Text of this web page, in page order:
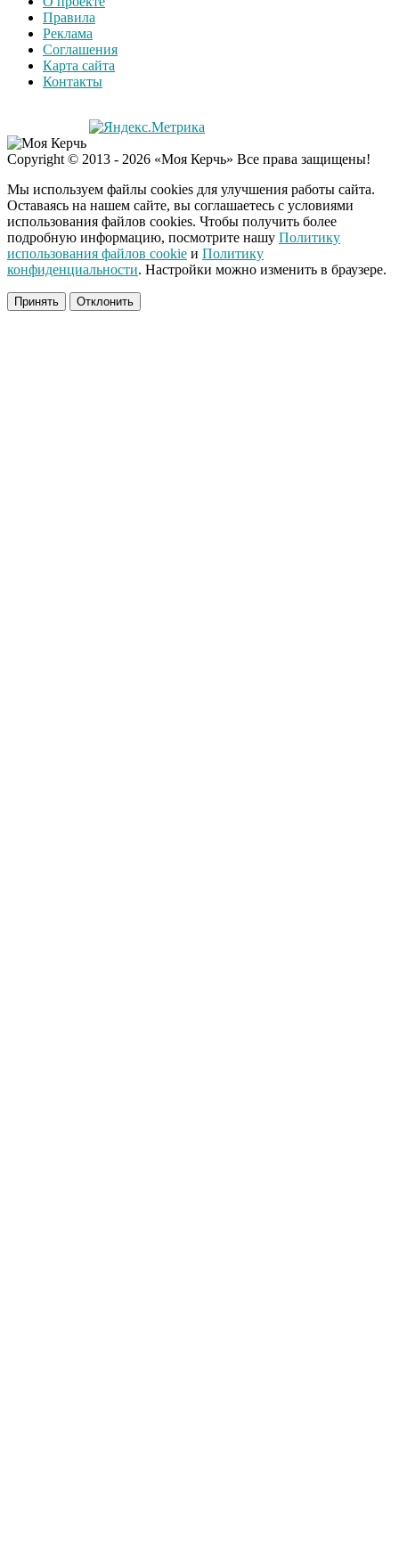
Правила
Реклама
Соглашения
Карта сайта
Контакты
Copyright © 2013 - 2026 «Моя Керчь» Все права защищены!
Мы используем файлы cookies для улучшения работы сайта.
Оставаясь на нашем сайте, вы соглашаетесь с условиями
использования файлов cookies. Чтобы получить более
подробную информацию, посмотрите нашу Политику
использования файлов cookie и Политику
конфиденциальности. Настройки можно изменить в браузере.
Принять Отклонить